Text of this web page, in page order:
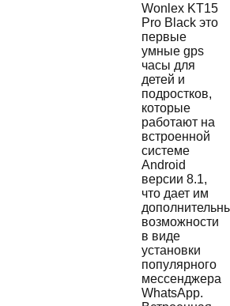
Wonlex KT15
Pro Black это
первые
умные gps
часы для
детей и
подростков,
которые
работают на
встроенной
системе
Android
версии 8.1,
что дает им
возможности
в виде
установки
популярного
мессенджера
WhatsApp.